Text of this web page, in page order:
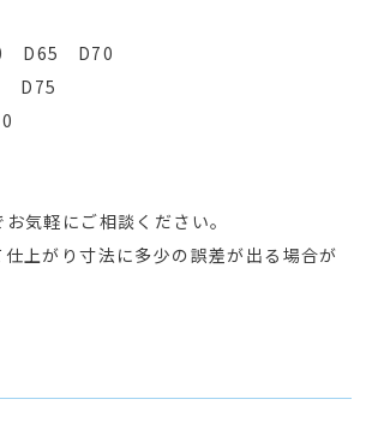
D65 D70
D75
気軽にご相談ください。
上がり寸法に多少の誤差が出る場合が